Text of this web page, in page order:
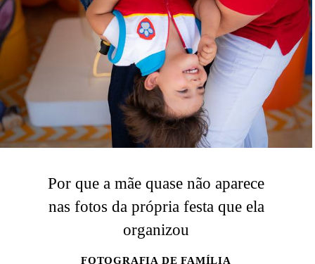
Por que a mãe quase não aparece
nas fotos da própria festa que ela
organizou
FOTOGRAFIA DE FAMÍLIA